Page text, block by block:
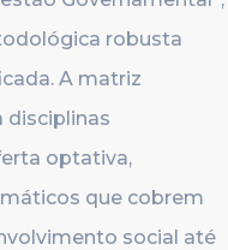
robusta
A matriz
disciplinas
optativa,
que cobrem
social até